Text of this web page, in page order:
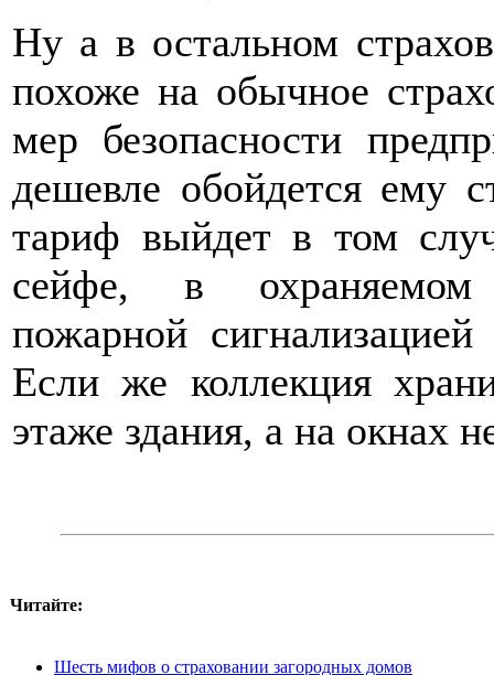
Ну а в остальном
похоже на обычное
мер безопасности
дешевле обойдется ему
тариф выйдет в том
сейфе, в охраняемом
пожарной
Если же коллекция
этаже здания, а на окнах
Читайте:
Шесть мифов о страховании загородных домов